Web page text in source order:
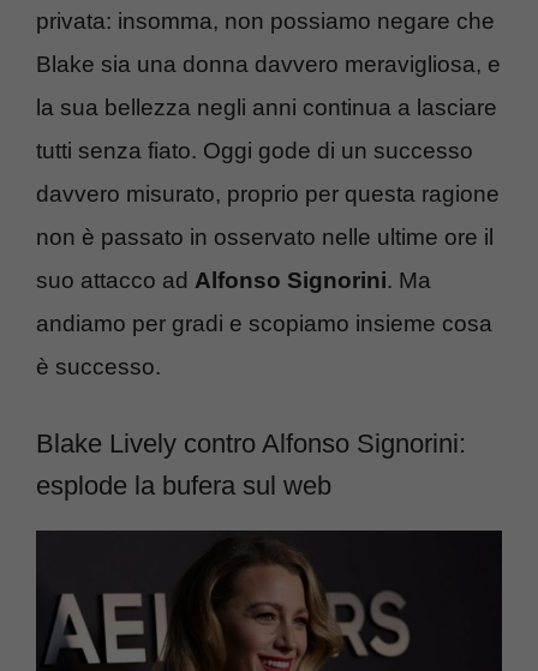
privata: insomma, non possiamo negare che
Blake sia una donna davvero meravigliosa, e
la sua bellezza negli anni continua a lasciare
tutti senza fiato. Oggi gode di un successo
davvero misurato, proprio per questa ragione
non è passato in osservato nelle ultime ore il
suo attacco ad Alfonso Signorini. Ma
andiamo per gradi e scopiamo insieme cosa
è successo.
Blake Lively contro Alfonso Signorini:
esplode la bufera sul web